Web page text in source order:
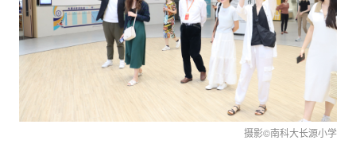
摄影©南科大长源小学